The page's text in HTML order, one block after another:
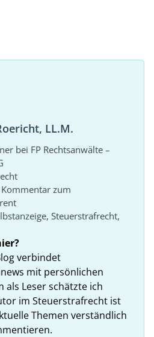
LL.M.
bei FP Rechtsanwälte –
zum
Steuerstrafrecht,
verbindet
mit persönlichen
als Leser schätzte ich
im Steuerstrafrecht ist
Themen verständlich